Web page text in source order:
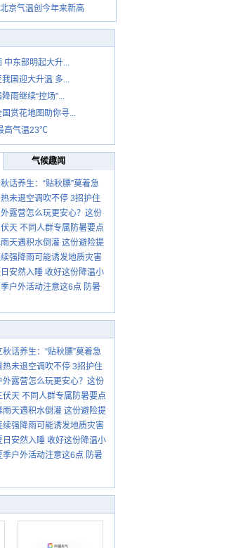
北京气温创今年来新高
中东部明起大升...
国迎大升温 多...
雨继续“控场”...
赏花地图助你寻...
高气温23℃
气候趣闻
话养生：“贴秋膘”莫着急
暑再防燥
未退空调吹不停 3招护住
不酸痛
露营怎么玩更安心？这份
请收好
天 不同人群专属防暑要点
好
天遇积水倒灌 这份避险提
收好
强降雨可能诱发地质灾害
前兆要知道
安然入睡 收好这份降温小
户外活动注意这6点 防暑
秋话养生：“贴秋膘”莫着急
清暑再防燥
热未退空调吹不停 3招护住
颈不酸痛
外露营怎么玩更安心？这份
略请收好
伏天 不同人群专属防暑要点
收好
雨天遇积水倒灌 这份避险提
请收好
续强降雨可能诱发地质灾害
些前兆要知道
日安然入睡 收好这份降温小
士
季户外活动注意这6点 防暑